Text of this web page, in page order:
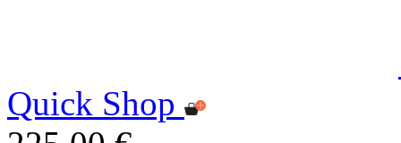
Quick Shop